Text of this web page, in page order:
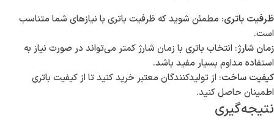
ظرفیت باتری: مطمئن شوید که ظرفیت باتری با نیازهای شما متناسب
است.
زمان شارژ: انتخاب باتری با زمان شارژ کمتر می‌تواند در صورت نیاز به
استفاده مداوم بسیار مفید باشد.
کیفیت ساخت: از تولیدکنندگان معتبر خرید کنید تا از کیفیت باتری
اطمینان حاصل کنید.
نتیجه‌گیری